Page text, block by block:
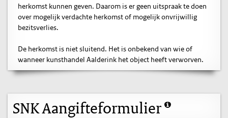
herkomst kunnen geven. Daarom is er geen uitspraak te doen
over mogelijk verdachte herkomst of mogelijk onvrijwillig
bezitsverlies.
De herkomst is niet sluitend. Het is onbekend van wie of
wanneer kunsthandel Aalderink het object heeft verworven.
SNK Aangifteformulier